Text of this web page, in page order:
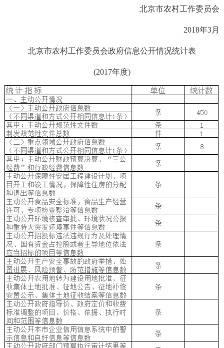
北京市农村工作委员会
2018年3月
北京市农村工作委员会政府信息公开情况统计表
(2017年度)